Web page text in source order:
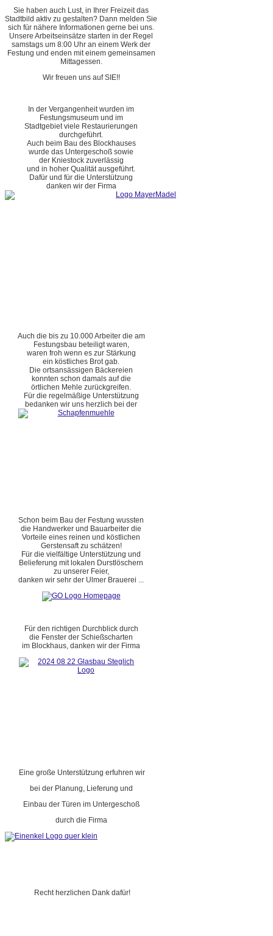
Sie haben auch Lust, in Ihrer Freizeit das
Stadtbild aktiv zu gestalten? Dann melden Sie
sich für nähere Informationen gerne bei uns.
Unsere Arbeitseinsätze starten in der Regel
samstags um 8:00 Uhr an einem Werk der
Festung und enden mit einem gemeinsamen
Mittagessen.
Wir freuen uns auf SIE!!
In der Vergangenheit wurden im
Festungsmuseum und im
Stadtgebiet viele Restaurierungen
durchgeführt.
Auch beim Bau des Blockhauses
wurde das Untergeschoß sowie
der Kniestock zuverlässig
und in hoher Qualität ausgeführt.
Dafür und für die Unterstützung
danken wir der Firma
Auch die bis zu 10.000 Arbeiter die am
Festungsbau beteiligt waren,
waren froh wenn es zur Stärkung
ein köstliches Brot gab.
Die ortsansässigen Bäckereien
konnten schon damals auf die
örtlichen Mehle zurückgreifen.
Für die regelmäßige Unterstützung
bedanken wir uns herzlich bei der
Schon beim Bau der Festung wussten
die Handwerker und Bauarbeiter die
Vorteile eines reinen und köstlichen
Gerstensaft zu schätzen!
Für die vielfältige Unterstützung und
Belieferung mit lokalen Durstlöschern
zu unserer Feier,
danken wir sehr der Ulmer Brauerei ...
Für den richtigen Durchblick durch
die Fenster der Schießscharten
im Blockhaus, danken wir der Firma
Eine große Unterstützung erfuhren wir
bei der Planung, Lieferung und
Einbau der Türen im Untergeschoß
durch die Firma
Recht herzlichen Dank dafür!